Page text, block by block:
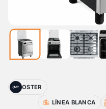
OSTER
LÍNEA BLANCA